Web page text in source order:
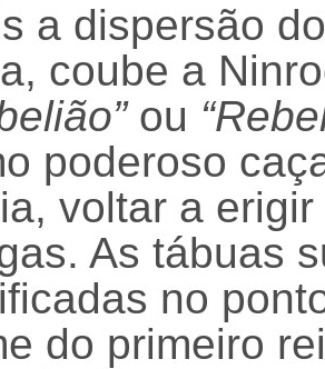
a dispersão
coube a
ou
poderoso
voltar a
As tábuas
no
do primeiro